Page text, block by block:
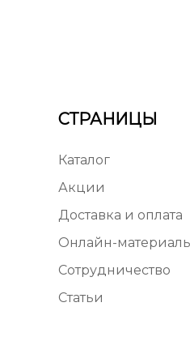
СТРАНИЦЫ
Каталог
Акции
Доставка и оплата
Онлайн-
Сотрудничество
Статьи